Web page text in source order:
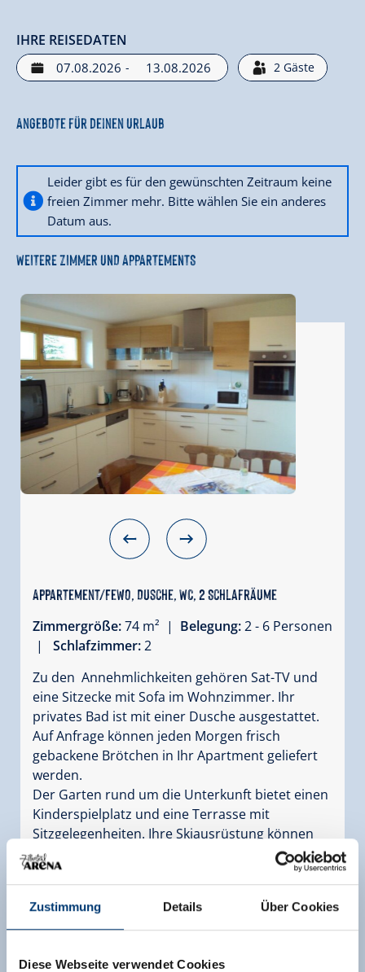
Zustimmung Details Über Cookies
Diese Webseite verwendet Cookies
IHRE REISEDATEN
- 2 Gäste
Angebote für deinen Urlaub
Leider gibt es für den gewünschten Zeitraum keine
freien Zimmer mehr. Bitte wählen Sie ein anderes
Datum aus.
WEITERE ZIMMER UND APPARTEMENTS
Appartement/Fewo, Dusche, WC, 2 Schlafräume
Zimmergröße:74 m² | Belegung:2 - 6 Personen
|
Schlafzimmer:2
Zu den Annehmlichkeiten gehören Sat-TV und
eine Sitzecke mit Sofa im Wohnzimmer. Ihr
privates Bad ist mit einer Dusche ausgestattet.
Auf Anfrage können jeden Morgen frisch
gebackene Brötchen in Ihr Apartment geliefert
werden.
Der Garten rund um die Unterkunft bietet einen
Kinderspielplatz und eine Terrasse mit
Sitzgelegenheiten. Ihre Skiausrüstung können
Sie im Haus unterstellen und trocknen.
Ausstattung
Verfügbarkeitskalender